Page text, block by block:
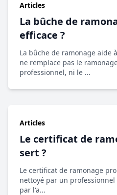
Articles
La bûche de
efficace ?
La bûche de ramonage aide
ne remplace pas le
professionnel, ni le ...
Articles
Le certificat de
sert ?
Le certificat de ramonage
nettoyé par un
par l'a...